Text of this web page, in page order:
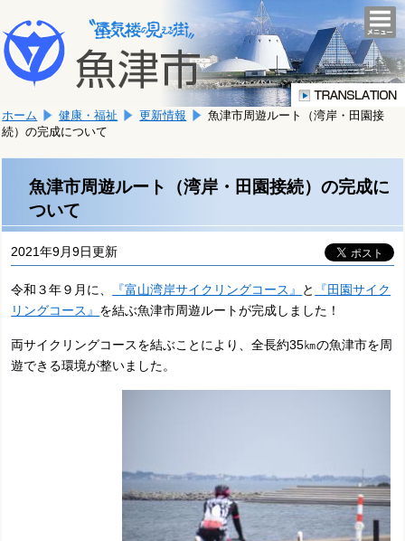
文
へ
移
ま
す。
こ
か
文
で
す。
ホーム 健康・福祉 更新情報
魚津市周遊ルート（湾岸・田園接
続）の完成について
魚津市周遊ルート（湾岸・田園接続）の完成に
ついて
2021年9月9日更新
令和３年９月に、 『富山湾岸サイクリングコース』 と
『田園サイク
リングコース』 を結ぶ魚津市周遊ルートが完成しました！
両サイクリングコースを結ぶことにより、全長約35㎞の魚津市を周
遊できる環境が整いました。